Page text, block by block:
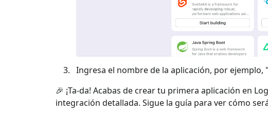
Ingresa el nombre de la aplicación, por ejemplo,
🎉 ¡Ta-da! Acabas de crear tu primera aplicación en
integración detallada. Sigue la guía para ver cómo